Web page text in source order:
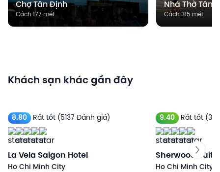
Chợ Tân Định
Cách 177 mét
Nhà Thờ Tân
Cách 315 mét
Khách sạn khác gần đây
8.80 Rất tốt (5137 Đánh giá)
La Vela Saigon Hotel
Ho Chi Minh City
9.40 Rất tốt
Sherwood
Ho Chi Minh City